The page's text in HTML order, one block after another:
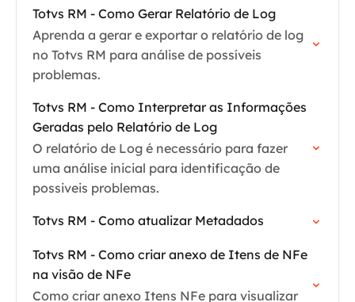
Totvs RM - Como Gerar Relatório de Log
Aprenda a gerar e exportar o relatório de log
no Totvs RM para análise de possíveis
problemas.
Totvs RM - Como Interpretar as Informações
Geradas pelo Relatório de Log
O relatório de Log é necessário para fazer
uma análise inicial para identificação de
possiveis problemas.
Totvs RM - Como atualizar Metadados
Totvs RM - Como criar anexo de Itens de NFe
na visão de NFe
Como criar anexo Itens NFe para visualizar